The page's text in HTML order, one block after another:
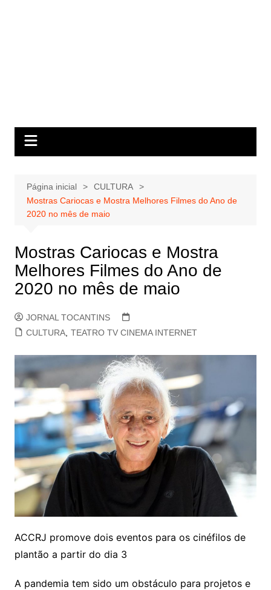
Página inicial
CULTURA
Mostras Cariocas e Mostra Melhores Filmes do Ano de
2020 no mês de maio
Mostras Cariocas e Mostra
Melhores Filmes do Ano de
2020 no mês de maio
JORNAL TOCANTINS
CULTURA, TEATRO TV CINEMA INTERNET
ACCRJ promove dois eventos para os cinéfilos de
plantão a partir do dia 3
A pandemia tem sido um obstáculo para projetos e